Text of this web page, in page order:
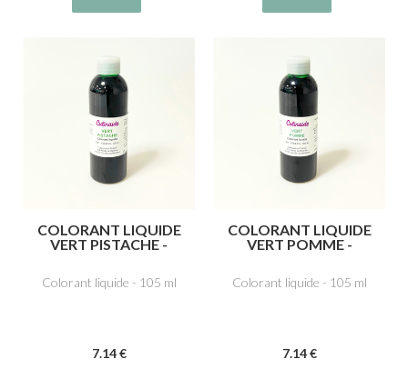
COLORANT LIQUIDE
VERT PISTACHE -
cochenille A E124,
Colorant liquide - 105 ml
7.14 €
COLORANT LIQUIDE
VERT POMME -
Colorant liquide - 105 ml
7.14 €